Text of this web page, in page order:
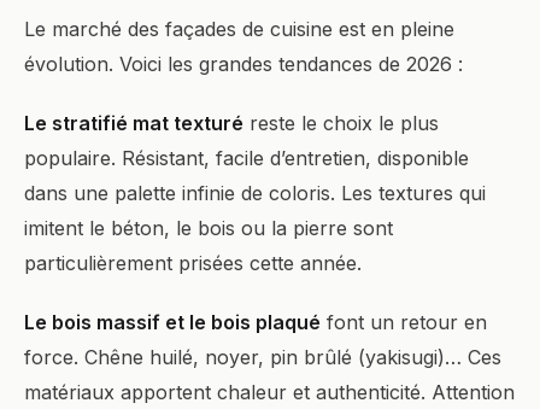
Le marché des façades de cuisine est en pleine
évolution. Voici les grandes tendances de 2026 :
Le stratifié mat texturé reste le choix le plus
populaire. Résistant, facile d’entretien, disponible
dans une palette infinie de coloris. Les textures qui
imitent le béton, le bois ou la pierre sont
particulièrement prisées cette année.
Le bois massif et le bois plaqué font un retour en
force. Chêne huilé, noyer, pin brûlé (yakisugi)… Ces
matériaux apportent chaleur et authenticité. Attention